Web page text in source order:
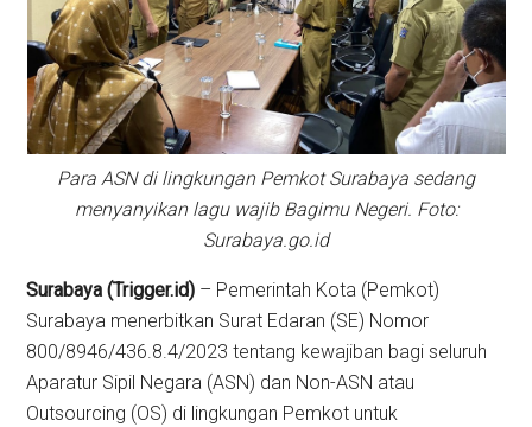
Para ASN di lingkungan Pemkot Surabaya sedang
menyanyikan lagu wajib Bagimu Negeri. Foto:
Surabaya.go.id
Surabaya (Trigger.id) – Pemerintah Kota (Pemkot)
Surabaya menerbitkan Surat Edaran (SE) Nomor
800/8946/436.8.4/2023 tentang kewajiban bagi seluruh
Aparatur Sipil Negara (ASN) dan Non-ASN atau
Outsourcing (OS) di lingkungan Pemkot untuk